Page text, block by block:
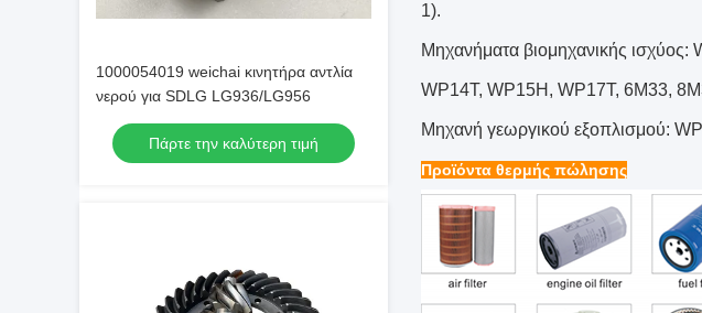
1000054019 weichai κινητήρα αντλία
νερού για SDLG LG936/LG956
Πάρτε την καλύτερη τιμή
1).
Μηχανήματα βιομηχανικής
WP14T, WP15H, WP17T, 6M33,
Μηχανή γεωργικού εξοπλισμού:
Προϊόντα θερμής πώλησης